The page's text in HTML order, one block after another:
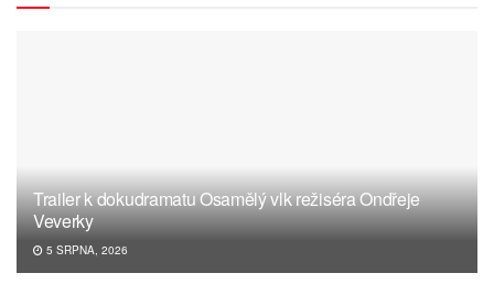
Trailer k dokudramatu Osamělý vlk režiséra Ondřeje
Veverky
5 SRPNA, 2026